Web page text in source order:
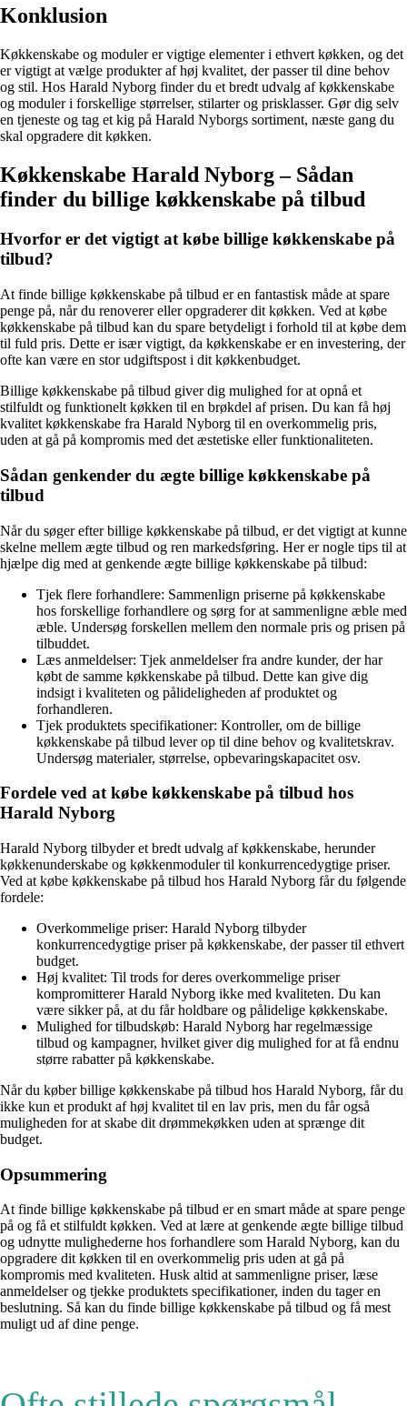
Konklusion
Køkkenskabe og moduler er vigtige elementer i ethvert køkken, og det
er vigtigt at vælge produkter af høj kvalitet, der passer til dine behov
og stil. Hos Harald Nyborg finder du et bredt udvalg af køkkenskabe
og moduler i forskellige størrelser, stilarter og prisklasser. Gør dig selv
en tjeneste og tag et kig på Harald Nyborgs sortiment, næste gang du
skal opgradere dit køkken.
Køkkenskabe Harald Nyborg – Sådan
finder du billige køkkenskabe på tilbud
Hvorfor er det vigtigt at købe billige køkkenskabe på
tilbud?
At finde billige køkkenskabe på tilbud er en fantastisk måde at spare
penge på, når du renoverer eller opgraderer dit køkken. Ved at købe
køkkenskabe på tilbud kan du spare betydeligt i forhold til at købe dem
til fuld pris. Dette er især vigtigt, da køkkenskabe er en investering, der
ofte kan være en stor udgiftspost i dit køkkenbudget.
Billige køkkenskabe på tilbud giver dig mulighed for at opnå et
stilfuldt og funktionelt køkken til en brøkdel af prisen. Du kan få høj
kvalitet køkkenskabe fra Harald Nyborg til en overkommelig pris,
uden at gå på kompromis med det æstetiske eller funktionaliteten.
Sådan genkender du ægte billige køkkenskabe på
tilbud
Når du søger efter billige køkkenskabe på tilbud, er det vigtigt at kunne
skelne mellem ægte tilbud og ren markedsføring. Her er nogle tips til at
hjælpe dig med at genkende ægte billige køkkenskabe på tilbud:
Tjek flere forhandlere: Sammenlign priserne på køkkenskabe
hos forskellige forhandlere og sørg for at sammenligne æble med
æble. Undersøg forskellen mellem den normale pris og prisen på
tilbuddet.
Læs anmeldelser: Tjek anmeldelser fra andre kunder, der har
købt de samme køkkenskabe på tilbud. Dette kan give dig
indsigt i kvaliteten og pålideligheden af produktet og
forhandleren.
Tjek produktets specifikationer: Kontroller, om de billige
køkkenskabe på tilbud lever op til dine behov og kvalitetskrav.
Undersøg materialer, størrelse, opbevaringskapacitet osv.
Fordele ved at købe køkkenskabe på tilbud hos
Harald Nyborg
Harald Nyborg tilbyder et bredt udvalg af køkkenskabe, herunder
køkkenunderskabe og køkkenmoduler til konkurrencedygtige priser.
Ved at købe køkkenskabe på tilbud hos Harald Nyborg får du følgende
fordele:
Overkommelige priser: Harald Nyborg tilbyder
konkurrencedygtige priser på køkkenskabe, der passer til ethvert
budget.
Høj kvalitet: Til trods for deres overkommelige priser
kompromitterer Harald Nyborg ikke med kvaliteten. Du kan
være sikker på, at du får holdbare og pålidelige køkkenskabe.
Mulighed for tilbudskøb: Harald Nyborg har regelmæssige
tilbud og kampagner, hvilket giver dig mulighed for at få endnu
større rabatter på køkkenskabe.
Når du køber billige køkkenskabe på tilbud hos Harald Nyborg, får du
ikke kun et produkt af høj kvalitet til en lav pris, men du får også
muligheden for at skabe dit drømmekøkken uden at sprænge dit
budget.
Opsummering
At finde billige køkkenskabe på tilbud er en smart måde at spare penge
på og få et stilfuldt køkken. Ved at lære at genkende ægte billige tilbud
og udnytte mulighederne hos forhandlere som Harald Nyborg, kan du
opgradere dit køkken til en overkommelig pris uden at gå på
kompromis med kvaliteten. Husk altid at sammenligne priser, læse
anmeldelser og tjekke produktets specifikationer, inden du tager en
beslutning. Så kan du finde billige køkkenskabe på tilbud og få mest
muligt ud af dine penge.